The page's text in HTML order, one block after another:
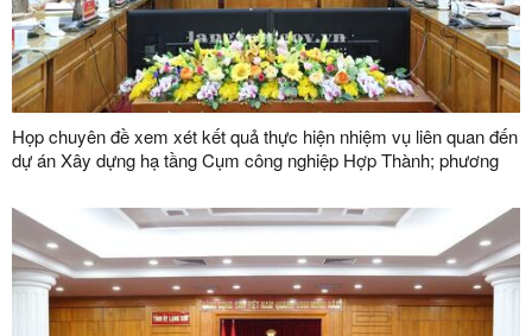
Họp chuyên đề xem xét kết quả thực hiện nhiệm vụ liên quan đến
dự án Xây dựng hạ tầng Cụm công nghiệp Hợp Thành; phương
phục vụ giải phóng mặt bằng dự án Khu công nghiệp VSIP Lạng
Sơn